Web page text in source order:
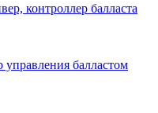
контроллер балласта
балластом